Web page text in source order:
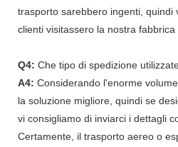
trasporto sarebbero ingenti, quindi
clienti visitassero la nostra fabbrica
Q4: Che tipo di spedizione
A4: Considerando l'enorme
la soluzione migliore, quindi se
vi consigliamo di inviarci i dettagli
Certamente, il trasporto aereo o